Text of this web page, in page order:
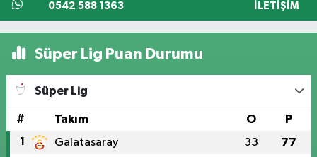
0542 588 1363 İLETIŞIM
Süper Lig Puan Durumu
Süper Lig
# Takım O P
1 Galatasaray 33 77